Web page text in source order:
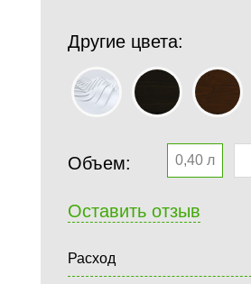
Другие цвета:
Объем: 0,40 л
Оставить отзыв
Расход